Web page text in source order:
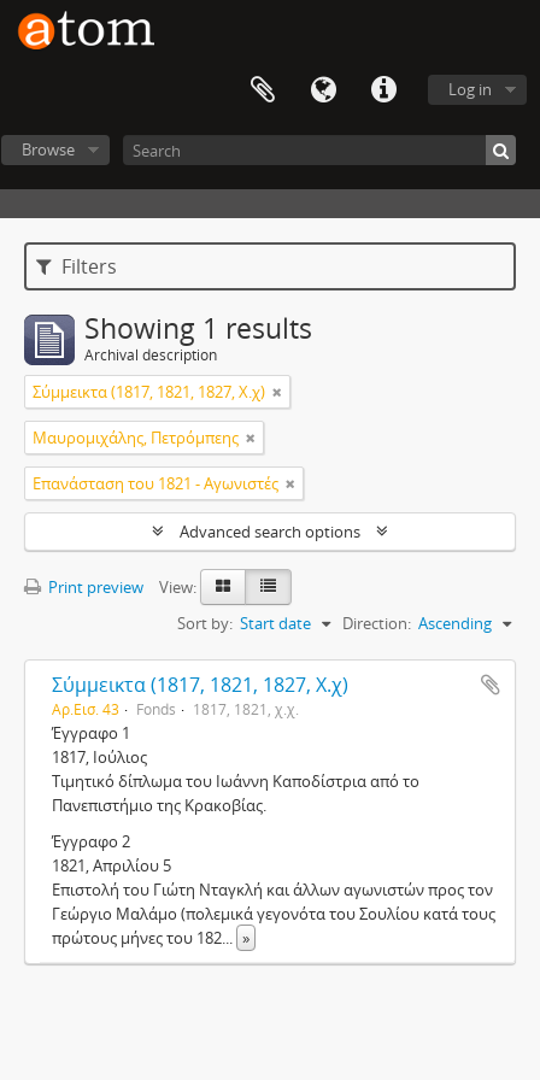
Log in
Browse
Filters
Showing 1 results
Archival description
Σύμμεικτα (1817, 1821, 1827, Χ.χ)
Μαυρομιχάλης, Πετρόμπεης
Επανάσταση του 1821 - Αγωνιστές
Advanced search options
Print preview
View:
Sort by: Start date Direction: Ascending
Σύμμεικτα (1817, 1821, 1827, Χ.χ)
Αρ.Εισ. 43 Fonds 1817, 1821, χ.χ.
Έγγραφο 1
1817, Ιούλιος
Τιμητικό δίπλωμα του Ιωάννη Καποδίστρια από το
Πανεπιστήμιο της Κρακοβίας.
Έγγραφο 2
1821, Απριλίου 5
Επιστολή του Γιώτη Νταγκλή και άλλων αγωνιστών προς τον
Γεώργιο Μαλάμο (πολεμικά γεγονότα του Σουλίου κατά τους
πρώτους μήνες του 182... »